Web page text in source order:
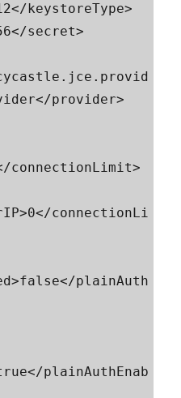
keystoreType>
provider>
connectionLimit>
connectionLi
plainAuth
plainAuthEnab